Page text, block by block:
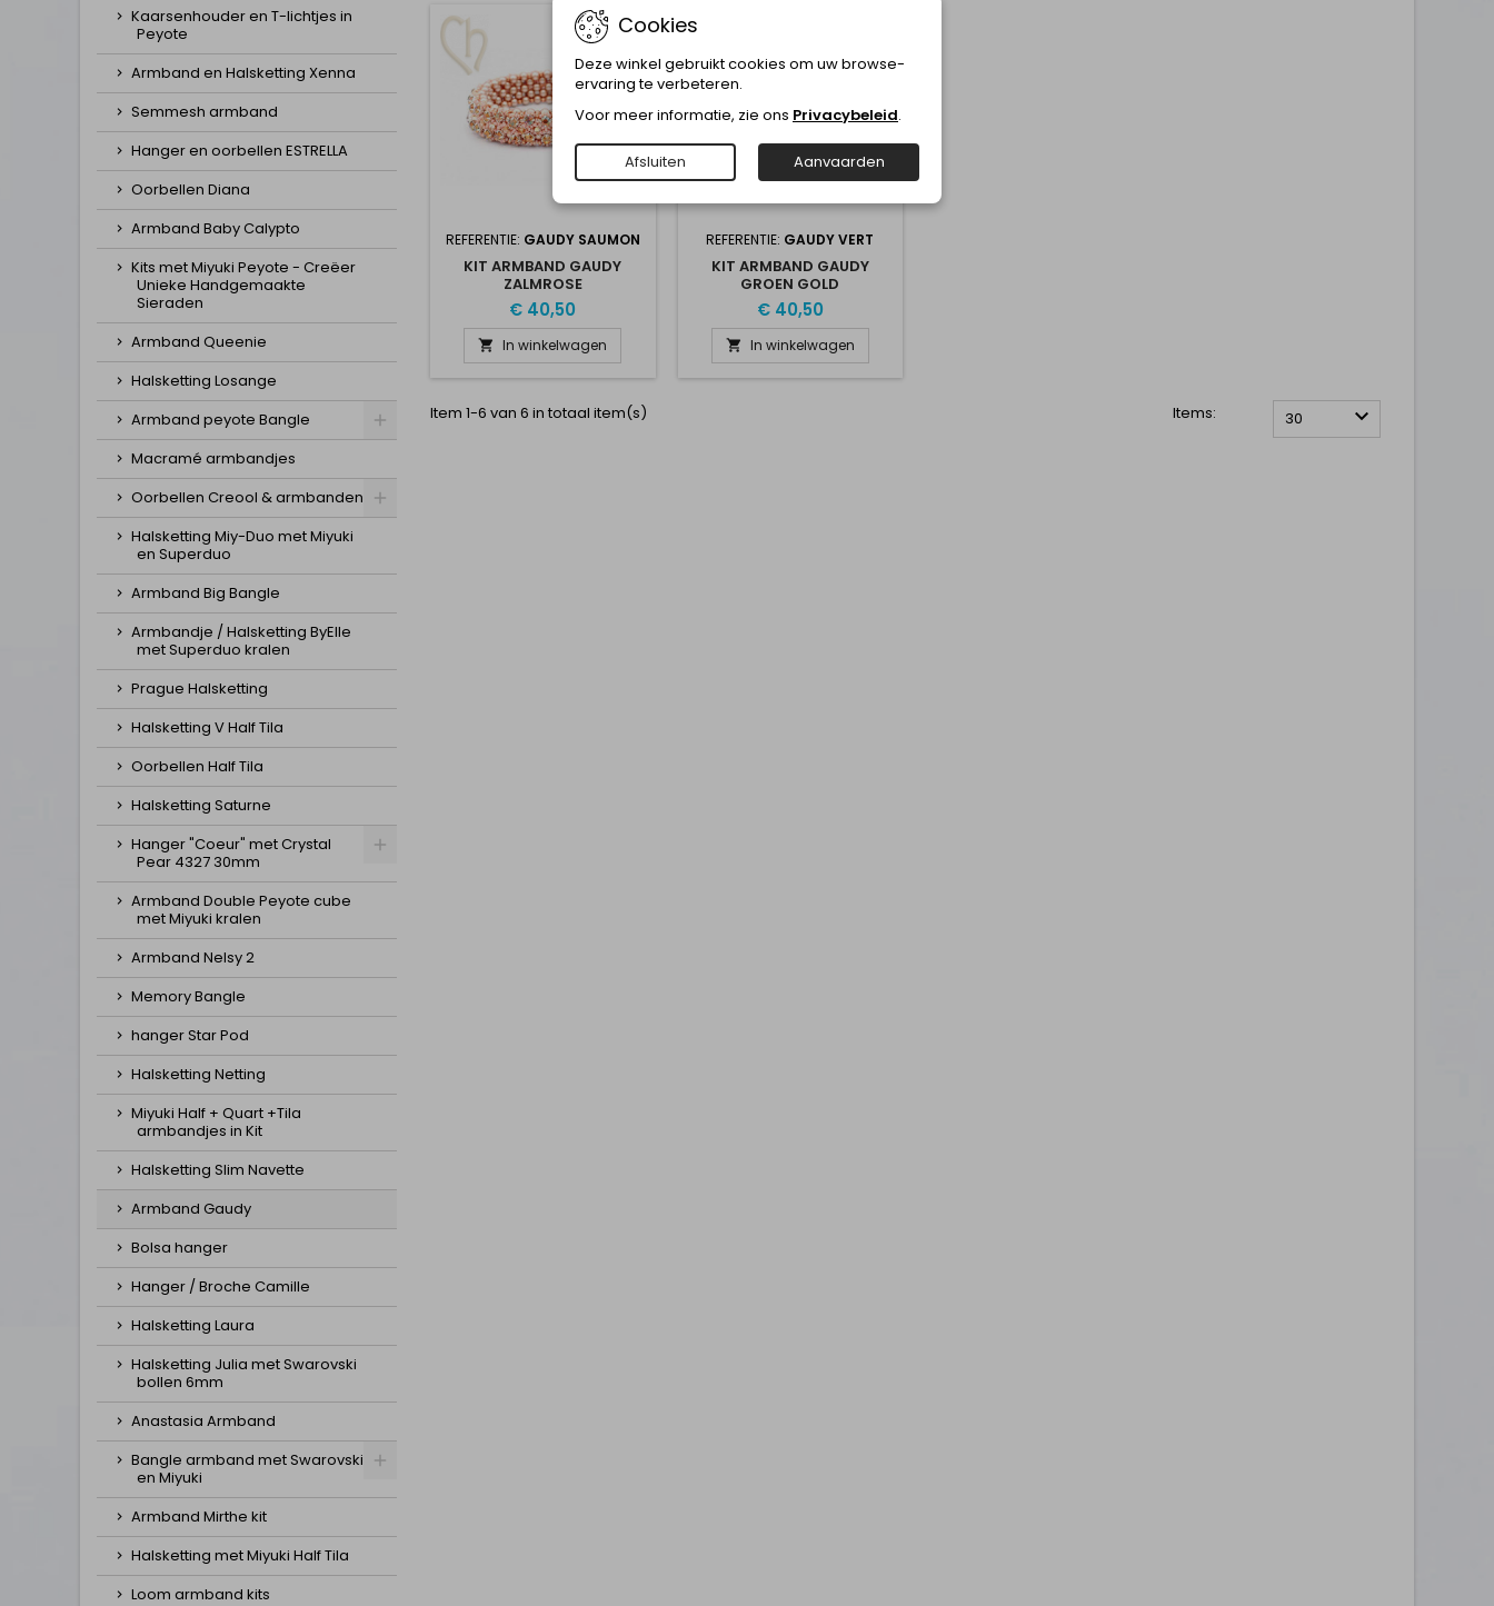
Kaarsenhouder en T-lichtjes in
Peyote
Armband en Halsketting Xenna
Semmesh armband
Hanger en oorbellen ESTRELLA
Oorbellen Diana
Armband Baby Calypto
Kits met Miyuki Peyote - Creëer
Unieke Handgemaakte
Sieraden
Armband Queenie
Halsketting Losange
Armband peyote Bangle
Macramé armbandjes
Oorbellen Creool & armbanden
Halsketting Miy-Duo met Miyuki
en Superduo
Armband Big Bangle
Armbandje / Halsketting ByElle
met Superduo kralen
Prague Halsketting
Halsketting V Half Tila
Oorbellen Half Tila
Halsketting Saturne
Hanger "Coeur" met Crystal
Pear 4327 30mm
Armband Double Peyote cube
met Miyuki kralen
Armband Nelsy 2
Memory Bangle
hanger Star Pod
Halsketting Netting
Miyuki Half + Quart +Tila
armbandjes in Kit
Halsketting Slim Navette
Armband Gaudy
Bolsa hanger
Hanger / Broche Camille
Halsketting Laura
Halsketting Julia met Swarovski
bollen 6mm
Anastasia Armband
Bangle armband met Swarovski
en Miyuki
Armband Mirthe kit
Halsketting met Miyuki Half Tila
Loom armband kits
REFERENTIE: GAUDY SAUMON
KIT ARMBAND GAUDY
ZALMROSE
€ 40,50
 In winkelwagen
REFERENTIE: GAUDY VERT
KIT ARMBAND GAUDY
GROEN GOLD
€ 40,50
 In winkelwagen
Item 1-6 van 6 in totaal item(s) Items: 30 
Cookies
Deze winkel gebruikt cookies om uw browse-
ervaring te verbeteren.
Voor meer informatie, zie ons Privacybeleid.
Afsluiten Aanvaarden